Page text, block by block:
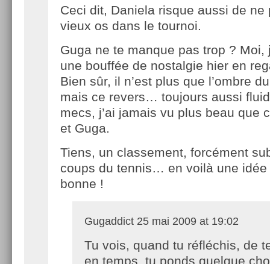
Ceci dit, Daniela risque aussi de ne
vieux os dans le tournoi.
Guga ne te manque pas trop ? Moi,
une bouffée de nostalgie hier en
Bien sûr, il n’est plus que l’ombre
mais ce revers… toujours aussi
mecs, j’ai jamais vu plus beau que
et Guga.
Tiens, un classement, forcément
coups du tennis… en voilà une idée
bonne !
Gugaddict 25 mai 2009 at 19:02
Tu vois, quand tu réfléchis, de
en temps, tu ponds quelque